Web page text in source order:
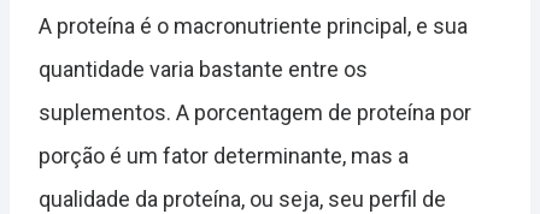
A proteína é o macronutriente principal, e sua
quantidade varia bastante entre os
suplementos. A porcentagem de proteína por
porção é um fator determinante, mas a
qualidade da proteína, ou seja, seu perfil de